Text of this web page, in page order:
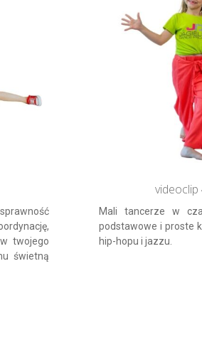
twojego
świetną
videoclip
Mali tancerze w
podstawowe i proste
hip-hopu i jazzu.